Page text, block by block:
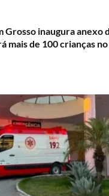
inaugura anexo
mais de 100 crianças